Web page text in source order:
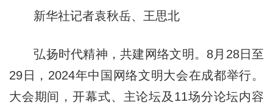
新华社记者袁秋岳、王思北
弘扬时代精神，共建网络文明。8月28日至
29日，2024年中国网络文明大会在成都举行。
大会期间，开幕式、主论坛及11场分论坛内容